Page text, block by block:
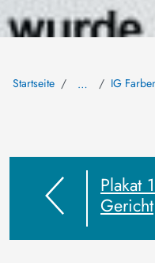
Startseite … IG
Plakat
Gericht